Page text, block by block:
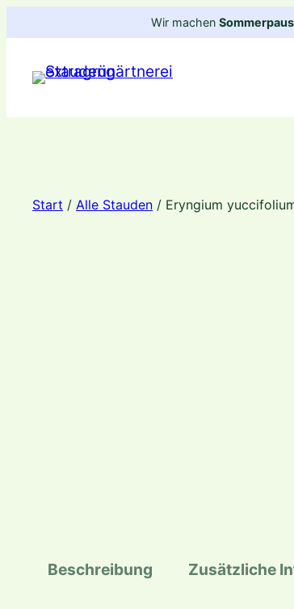
Inhalt
springen
Wir machen
Start / Alle Stauden / Eryngium
Beschreibung Zusätzliche